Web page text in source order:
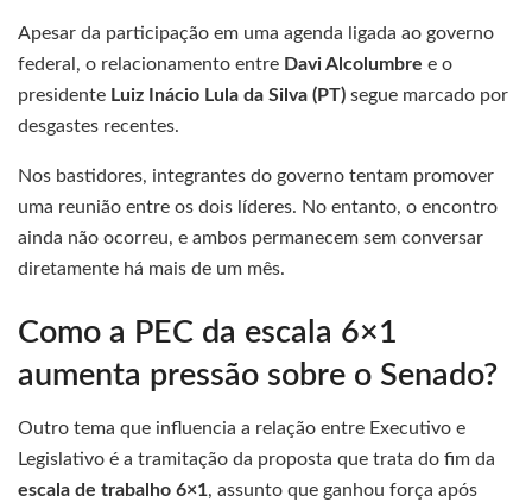
Apesar da participação em uma agenda ligada ao governo
federal, o relacionamento entre Davi Alcolumbre e o
presidente Luiz Inácio Lula da Silva (PT) segue marcado por
desgastes recentes.
Nos bastidores, integrantes do governo tentam promover
uma reunião entre os dois líderes. No entanto, o encontro
ainda não ocorreu, e ambos permanecem sem conversar
diretamente há mais de um mês.
Como a PEC da escala 6×1
aumenta pressão sobre o Senado?
Outro tema que influencia a relação entre Executivo e
Legislativo é a tramitação da proposta que trata do fim da
escala de trabalho 6×1, assunto que ganhou força após